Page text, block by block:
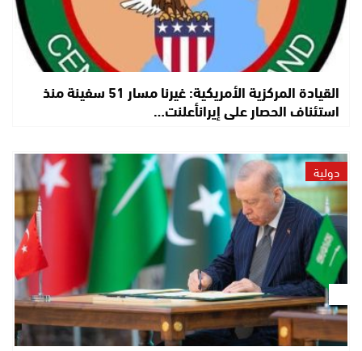
القيادة المركزية الأمريكية: غيرنا مسار 51 سفينة منذ
استئناف الحصار على إيرانأعلنت…
دولية